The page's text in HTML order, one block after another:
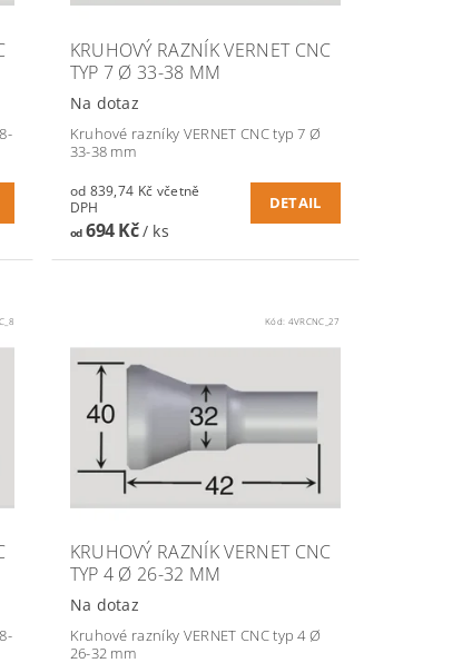
KRUHOVÝ RAZNÍK VERNET CNC
TYP 7 Ø 33-38 MM
Na dotaz
Kruhové razníky VERNET CNC typ 7 Ø
33-38 mm
od 839,74 Kč včetně
DPH
od694 Kč/ ks
DETAIL
Kód: 4VRCNC_27
KRUHOVÝ RAZNÍK VERNET CNC
TYP 4 Ø 26-32 MM
Na dotaz
Kruhové razníky VERNET CNC typ 4 Ø
26-32 mm